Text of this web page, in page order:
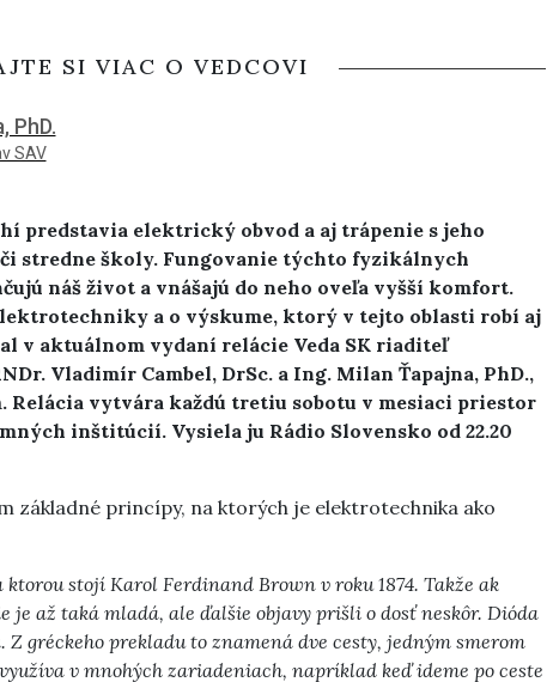
SI VIAC O VEDCOVI
PhD.
SAV
predstavia elektrický obvod a aj trápenie s jeho
stredne školy. Fungovanie týchto fyzikálnych
náš život a vnášajú do neho oveľa vyšší komfort.
a o výskume, ktorý v tejto oblasti robí aj
v aktuálnom vydaní relácie Veda SK riaditeľ
Vladimír Cambel, DrSc. a Ing. Milan Ťapajna, PhD.,
Relácia vytvára každú tretiu sobotu v mesiaci priestor
inštitúcií. Vysiela ju Rádio Slovensko od 22.20
základné princípy, na ktorých je elektrotechnika ako
ktorou stojí Karol Ferdinand Brown v roku 1874. Takže ak
je až taká mladá, ale ďalšie objavy prišli o dosť neskôr. Dióda
gréckeho prekladu to znamená dve cesty, jedným smerom
v mnohých zariadeniach, napríklad keď ideme po ceste